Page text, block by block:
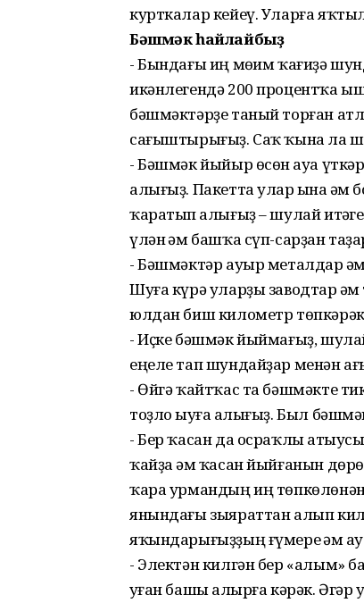
курткалар кейеү. Уларға
Бәшмәк һайлайбыҙ
- Бындағы иң мөһим ҡағиҙә
икәнлегендә 200 процентҡа
бәшмәктәрҙе таный торған
сағыштырығыҙ. Саҡ ҡына ла
- Бәшмәк йыйыр өсөн һауа
алығыҙ. Пакетта улар һына һәм
ҡаратып һалығыҙ – шулай
үлән һәм башҡа сүп-сарҙан
- Бәшмәктәр ауыр металдар
Шуға күрә уларҙы заводтар
юлдан биш километр төпкәрәк
- Иҫке бәшмәк йыймағыҙ,
еңеле тап шундайҙар менән
- Өйгә ҡайтҡас та бәшмәкте
тоҙло һыуға һалығыҙ. Был
- Бер ҡасан да осраҡлы
ҡайҙа һәм ҡасан йыйғанын
ҡара урмандың иң
янындағы зыяраттан алып
яҡындарығыҙҙың ғүмере һәм
- Электән килгән бер «алым»
һуған башы һалырға кәрәк.